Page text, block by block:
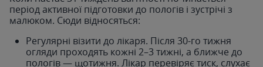
період активної підготовки до пологів і зустрічі з
малюком. Сюди відносяться:
Регулярні візити до лікаря. Після 30-го тижня
огляди проходять кожні 2–3 тижні, а ближче до
пологів — щотижня. Лікар перевіряє тиск, слухає